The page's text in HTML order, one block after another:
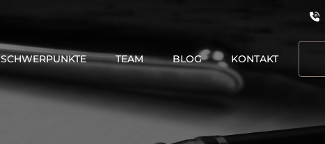
SCHWERPUNKTE TEAM BLOG KONTAKT